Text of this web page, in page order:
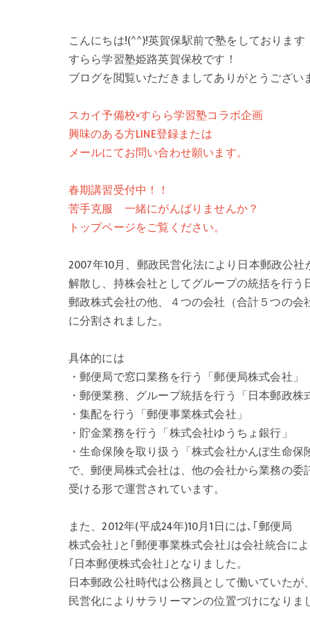
こんにちは!(^^)!英賀保駅前で塾をしております
すらら学習塾姫路英賀保校です！
ブログを閲覧いただきましてありがとうござい
スカイ予備校×すらら学習塾コラボ企画
興味のある方LINE登録または
メールにてお問い合わせ願います。
春期講習受付中！！
苦手克服 一緒にがんばりませんか？
トップページをご覧ください。
2007年10月、郵政民営化法により日本郵政公社
解散し、持株会社としてグループの統括を行う
郵政株式会社の他、４つの会社（合計５つの会
に分割されました。
具体的には
・郵便局で窓口業務を行う「郵便局株式会社」
・郵便業務、グループ統括を行う「日本郵政株
・集配を行う「郵便事業株式会社」
・貯金業務を行う「株式会社ゆうちょ銀行」
・生命保険を取り扱う「株式会社かんぽ生命保
で、郵便局株式会社は、他の会社から業務の委
受ける形で運営されています。
また、2012年(平成24年)10月1日には､｢郵便局
株式会社｣と｢郵便事業株式会社｣は会社統合によ
｢日本郵便株式会社｣となりました。
日本郵政公社時代は公務員として働いていたが、
民営化によりサラリーマンの位置づけになりま